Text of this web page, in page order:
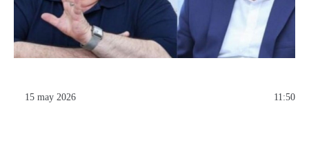
15 may 2026 11:50